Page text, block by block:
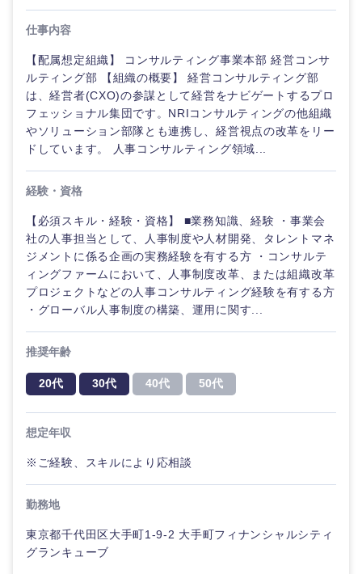
新潟県
仕事内容
【配属想定組織】 コンサルティング事業本部 経営コンサ
ルティング部 【組織の概要】 経営コンサルティング部
は、経営者(CXO)の参謀として経営をナビゲートするプロ
フェッショナル集団です。NRIコンサルティングの他組織
やソリューション部隊とも連携し、経営視点の改革をリー
ドしています。 人事コンサルティング領域...
経験・資格
【必須スキル・経験・資格】 ■業務知識、経験 ・事業会
社の人事担当として、人事制度や人材開発、タレントマネ
ジメントに係る企画の実務経験を有する方 ・コンサルテ
ィングファームにおいて、人事制度改革、または組織改革
プロジェクトなどの人事コンサルティング経験を有する方
・グローバル人事制度の構築、運用に関す...
推奨年齢
20代 30代 40代 50代
想定年収
※ご経験、スキルにより応相談
勤務地
東京都千代田区大手町1-9-2 大手町フィナンシャルシティ
グランキューブ